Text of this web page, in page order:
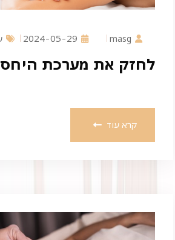
masg
2024-05-29
לחזק את מערכת
קרא עוד